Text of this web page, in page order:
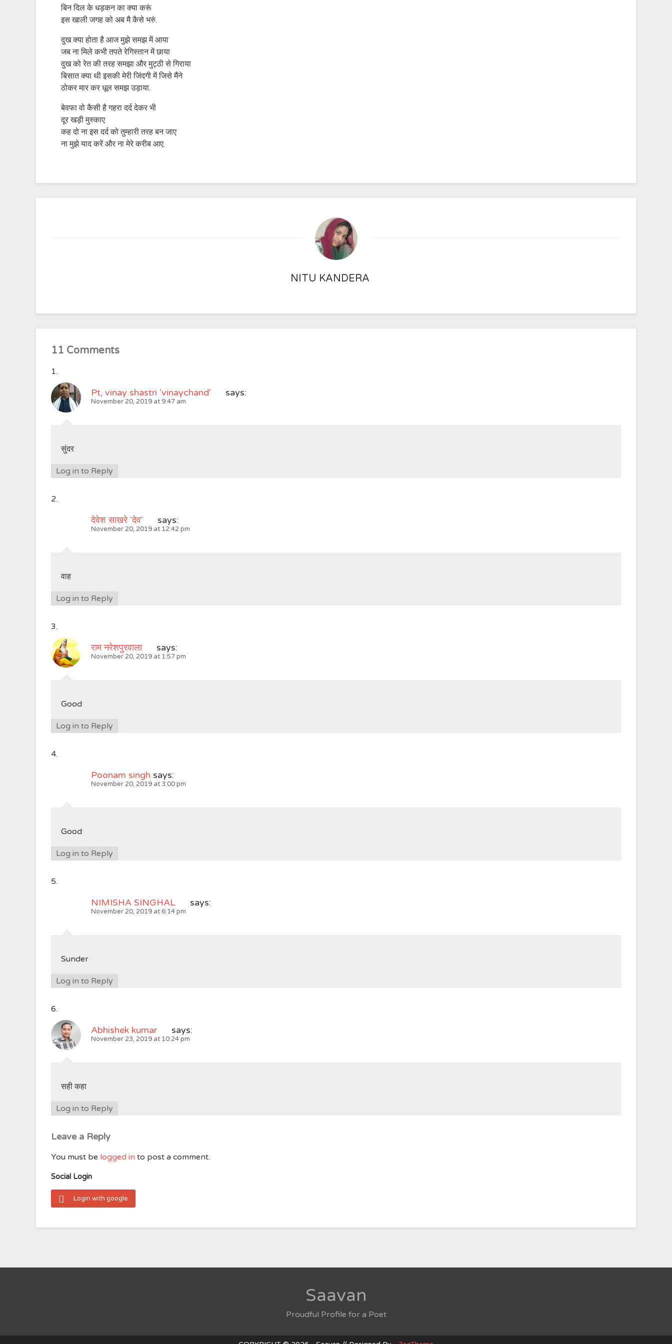
बिन दिल के धड़कन का क्या करूं
इस खाली जगह को अब मै कैसे भरुं.
दुख क्या होता है आज मुझे समझ में आया
जब ना मिले कभी तपते रेगिस्तान में छाया
दुख को रेत की तरह समझा और मुट्ठी से गिराया
बिसात क्या थी इसकी मेरी जिंदगी में जिसे मैंने
ठोकर मार कर धूल समझ उड़ाया.
बेवफा वो कैसी है गहरा दर्द देकर भी
दूर खड़ी मुस्काए
कह दो ना इस दर्द को तुम्हारी तरह बन जाए
ना मुझे याद करें और ना मेरे करीब आए.
NITU KANDERA
11 Comments
Pt, vinay shastri 'vinaychand' says:
November 20, 2019 at 9:47 am
सुंदर
Log in to Reply
देवेश साखरे 'देव' says:
November 20, 2019 at 12:42 pm
वाह
Log in to Reply
राम नरेशपुरवाला says:
November 20, 2019 at 1:57 pm
Good
Log in to Reply
Poonam singh says:
November 20, 2019 at 3:00 pm
Good
Log in to Reply
NIMISHA SINGHAL says:
November 20, 2019 at 6:14 pm
Sunder
Log in to Reply
Abhishek kumar says:
November 23, 2019 at 10:24 pm
सही कहा
Log in to Reply
Leave a Reply
You must be logged in to post a comment.
Social Login
Login with google
Saavan
Proudful Profile for a Poet